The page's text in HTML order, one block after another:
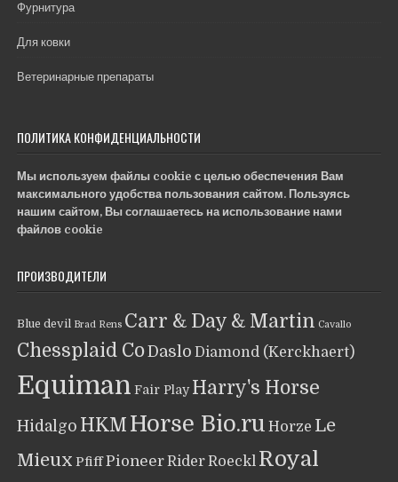
Фурнитура
Для ковки
Ветеринарные препараты
ПОЛИТИКА КОНФИДЕНЦИАЛЬНОСТИ
Мы используем файлы cookie с целью обеспечения Вам
максимального удобства пользования сайтом. Пользуясь
нашим сайтом, Вы соглашаетесь на использование нами
файлов cookie
ПРОИЗВОДИТЕЛИ
Blue devil Brad Rens Carr & Day & Martin Cavallo
Chessplaid CoDaslo Diamond (Kerckhaert)
Equiman Fair Play Harry's Horse
Hidalgo HKM Horse Bio.ru Horze Le
Mieux PfiffPioneerRiderRoeckl Royal